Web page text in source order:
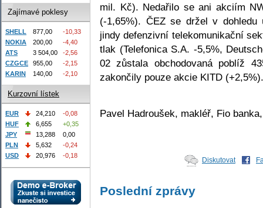
mil. Kč). Nedařilo se ani akciím
(-1,65%). ČEZ se držel v
jindy defenzivní telekomunikační
tlak (Telefonica S.A. -5,5%,
02 zůstala obchodovaná poblíž
zakončily pouze akcie KITD (+2,5%).
Pavel Hadroušek, makléř, Fio
Diskutovat
Poslední zprávy
Zajímavé poklesy
SHELL 877,00
-10,33
NOKIA
200,00
-4,40
ATS
3 504,00
-2,56
CZGCE
955,00
-2,15
KARIN
140,00 -2,10
Kurzovní lístek
EUR 24,210
-0,08
HUF
6,655
+0,35
JPY
13,288
0,00
PLN
5,632
-0,24
USD
20,976 -0,18